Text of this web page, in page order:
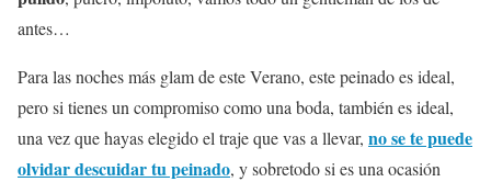
antes…
Para las noches más glam de este Verano, este peinado es ideal,
pero si tienes un compromiso como una boda, también es ideal,
una vez que hayas elegido el traje que vas a llevar, no se te puede
olvidar descuidar tu peinado, y sobretodo si es una ocasión